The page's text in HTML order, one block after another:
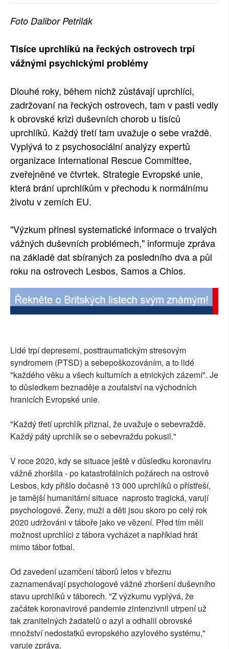
PLNÁ VERZE STRÁNEK
Foto Dalibor Petrilák
Tisíce uprchlíků na řeckých ostrovech trpí
vážnými psychickými problémy
Dlouhé roky, během nichž zůstávají uprchlíci,
zadržovaní na řeckých ostrovech, tam v pasti vedly
k obrovské krizi duševních chorob u tisíců
uprchlíků. Každý třetí tam uvažuje o sebe vraždě.
Vyplývá to z psychosociální analýzy expertů
organizace International Rescue Committee,
zveřejněné ve čtvrtek. Strategie Evropské unie,
která brání uprchlíkům v přechodu k normálnímu
životu v zemích EU.
"Výzkum přinesl systematické informace o trvalých
vážných duševních problémech," informuje zpráva
na základě dat sbíraných za posledního dva a půl
roku na ostrovech Lesbos, Samos a Chios.
Lidé trpí depresemi, posttraumatickým stresovým
syndromem (PTSD) a sebepoškozováním, a to lidé
"každého věku a všech kulturních a etnických zázemí". Je
to důsledkem beznaděje a zoufalství na východních
hranicích Evropské unie.
"Každý třetí uprchlík přiznal, že uvažuje o sebevraždě.
Každý pátý uprchlík se o sebevraždu pokusil."
V roce 2020, kdy se situace ještě v důsledku koronaviru
vážně zhoršila - po katastrofálních požárech na ostrově
Lesbos, kdy přišlo dočasně 13 000 uprchlíků o přístřeší,
je tamější humanitární situace naprosto tragická, varují
psychologové. Ženy, muži a děti jsou skoro po celý rok
2020 udržováni v táboře jako ve vězení. Před tím měli
možnost uprchlíci z tábora vycházet a například hrát
mimo tábor fotbal.
Od zavedení uzamčení táborů letos v březnu
zaznamenávají psychologové vážné zhoršení duševního
stavu uprchlíků v táborech. "Z výzkumu vyplývá, že
začátek koronavirové pandemie zintenzivnil utrpení už
tak zranitelných žadatelů o azyl a odhalil obrovské
množství nedostatků evropského azylového systému,"
varuje zpráva.